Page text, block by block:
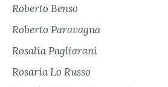
Roberto Benso
Roberto Paravagna
Rosalia Pagliarani
Rosaria Lo Russo